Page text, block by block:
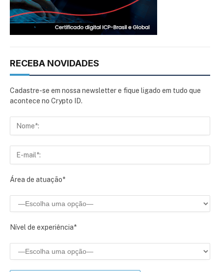
RECEBA NOVIDADES
Cadastre-se em nossa newsletter e fique ligado em tudo que
acontece no Crypto ID.
Área de atuação*
Nível de experiência*